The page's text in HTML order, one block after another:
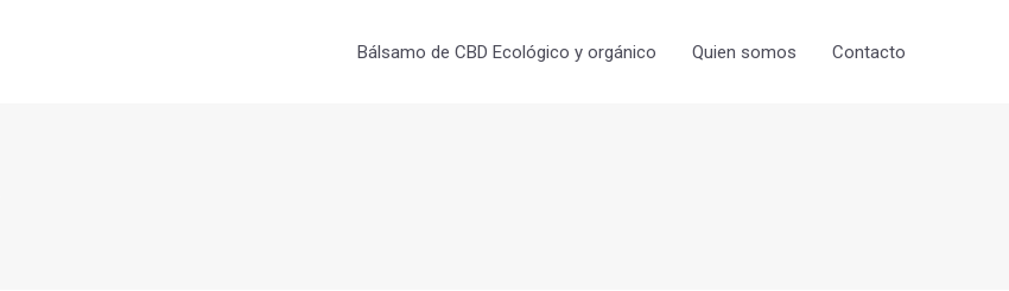
Bálsamo de CBD Ecológico y orgánico Quien somos Contacto